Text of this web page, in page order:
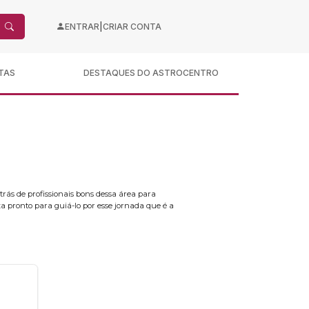
ENTRAR CRIAR CONTA
DESTAQUES DO ASTROCENTRO
de profissionais bons dessa área para
pronto para guiá-lo por esse jornada que é a